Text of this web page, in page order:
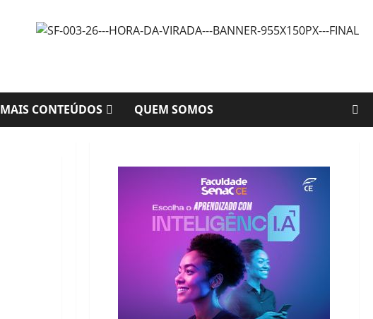
MAIS CONTEÚDOS QUEM SOMOS